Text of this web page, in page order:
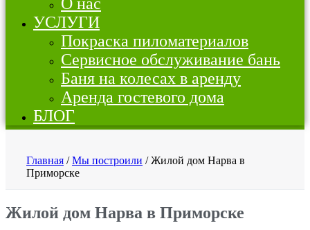
УСЛУГИ
Покраска пиломатериалов
Сервисное обслуживание бань
Баня на колесах в аренду
Аренда гостевого дома
БЛОГ
Главная /Мы построили / Жилой дом Нарва в
Приморске
Жилой дом Нарва в Приморске